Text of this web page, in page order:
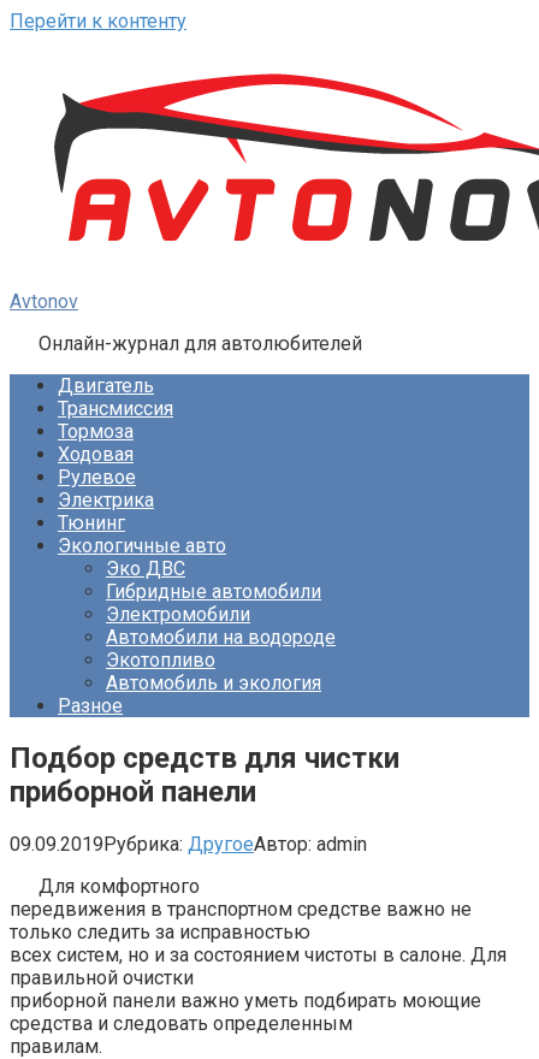
Перейти к контенту
Avtonov
Онлайн-журнал для автолюбителей
Двигатель
Трансмиссия
Тормоза
Ходовая
Рулевое
Электрика
Тюнинг
Экологичные авто
Эко ДВС
Гибридные автомобили
Электромобили
Автомобили на водороде
Экотопливо
Автомобиль и экология
Разное
Подбор средств для чистки
приборной панели
09.09.2019Рубрика: ДругоеАвтор: admin
Для комфортного
передвижения в транспортном средстве важно не
только следить за исправностью
всех систем, но и за состоянием чистоты в салоне. Для
правильной очистки
приборной панели важно уметь подбирать моющие
средства и следовать определенным
правилам.